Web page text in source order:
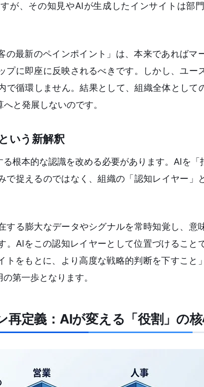
が、その知見やAIが生成したインサイトは部
の最新のペインポイント」は、本来であればマ
プに即座に反映されるべきです。しかし、ユー
で循環しません。結果として、組織全体として
と発展しないのです。
いう新解釈
根本的な認識を改める必要があります。AIを
で捉えるのではなく、組織の「認知レイヤー」
する膨大なデータやシグナルを常時知覚し、意
。AIをこの認知レイヤーとして位置づけること
トをもとに、より高度な戦略的判断を下すこと
第一歩となります。
再定義：AIが変える「役割」の